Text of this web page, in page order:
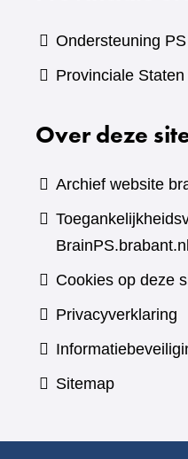
Ondersteuning PS
Provinciale Staten
Over deze
Archief website
BrainPS.brabant.nl
Cookies op deze
Privacyverklaring
Sitemap